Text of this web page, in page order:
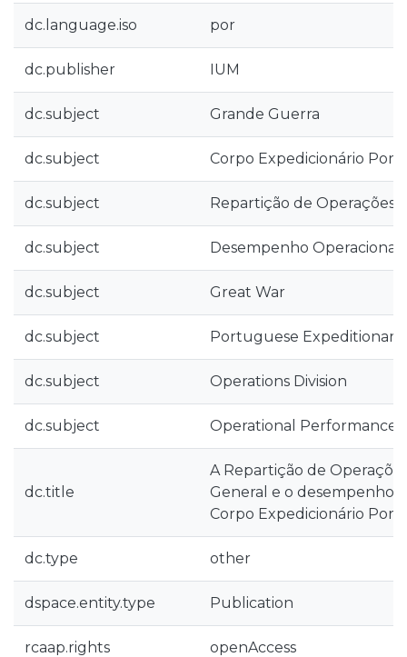
dc.language.iso por
dc.publisher IUM
dc.subject Grande Guerra
dc.subject Corpo Expedicionário
dc.subject Repartição de Operações
dc.subject Desempenho Operacional
dc.subject Great War
dc.subject Portuguese Expeditionary
dc.subject Operations Division
dc.subject Operational Performance
dc.title
A Repartição de
General e o desempenho
Corpo Expedicionário
dc.type other
dspace.entity.type Publication
rcaap.rights openAccess